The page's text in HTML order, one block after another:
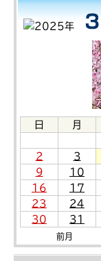
日 月
2
3
9
10
16
17
23
24
30
31
前月